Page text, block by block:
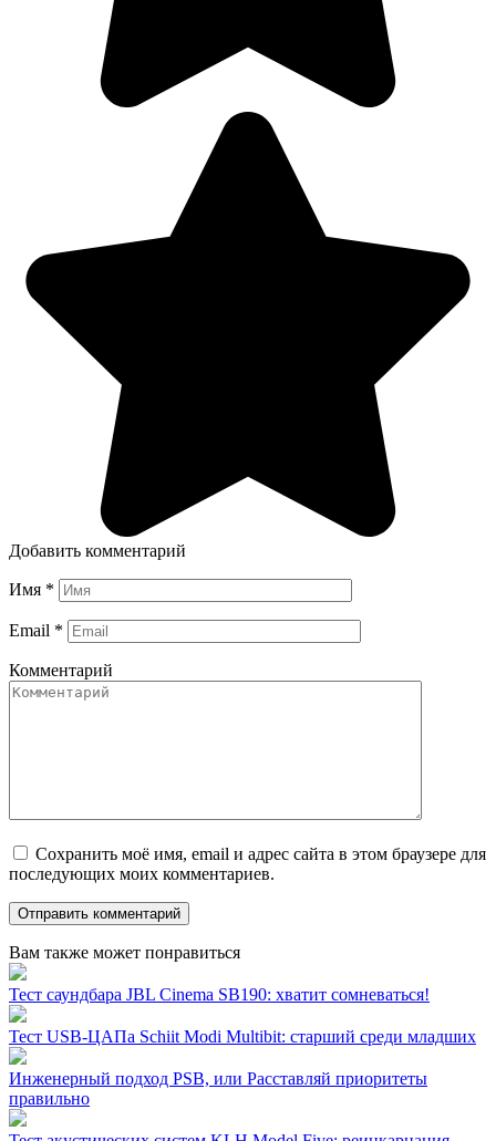
Добавить комментарий
Имя *
Email *
Комментарий
Сохранить моё имя, email и адрес сайта в этом браузере для
последующих моих комментариев.
Вам также может понравиться
Тест саундбара JBL Cinema SB190: хватит сомневаться!
Тест USB-ЦАПа Schiit Modi Multibit: старший среди младших
Инженерный подход PSB, или Расставляй приоритеты
правильно